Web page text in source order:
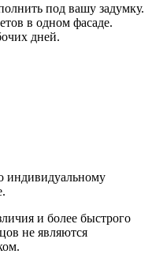
под вашу задумку.
в одном фасаде.
дней.
индивидуальному
и более быстрого
не являются